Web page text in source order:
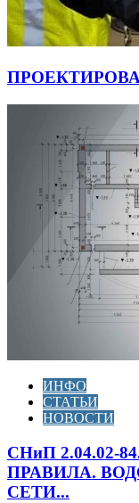
ИНФО
СТАТЬИ
НОВОСТИ
СНиП
ПРАВИЛА.
СЕТИ...